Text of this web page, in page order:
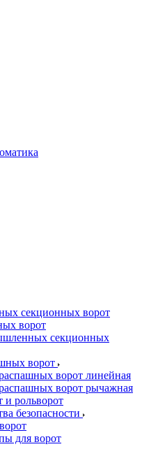
секционных ворот
ворот
секционных
ворот
ворот линейная
ворот рычажная
и рольворот
безопасности
для ворот